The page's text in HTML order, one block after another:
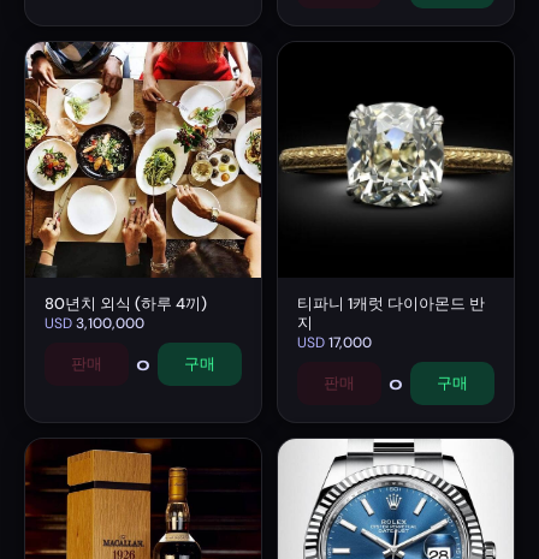
80년치 외식 (하루 4끼)
USD3,100,000
판매 0 구매
티파니 1캐럿 다이아몬드 반
지
USD17,000
판매 0 구매